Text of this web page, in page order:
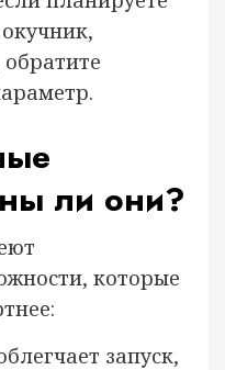
ли они?
которые
запуск,